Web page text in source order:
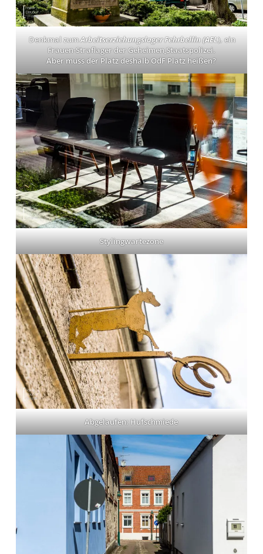
Denkmal zumArbeitserziehungslager Fehrbellin (AEL), ein
Frauen-Straflager der GeheimenStaatspolizei.
Aber muss der Platz deshalb OdF Platz heißen?
Stylingwartezone
Abgelaufen: Hufschmiede